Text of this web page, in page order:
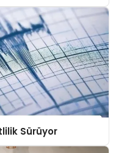
Sürüyor